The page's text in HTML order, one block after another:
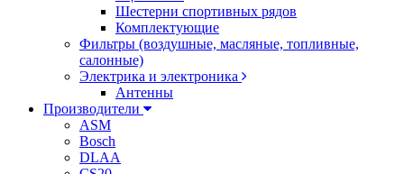
Шестерни спортивных рядов
Комплектующие
Фильтры (воздушные, масляные, топливные,
салонные)
Электрика и электроника
Антенны
Производители
ASM
Bosch
DLAA